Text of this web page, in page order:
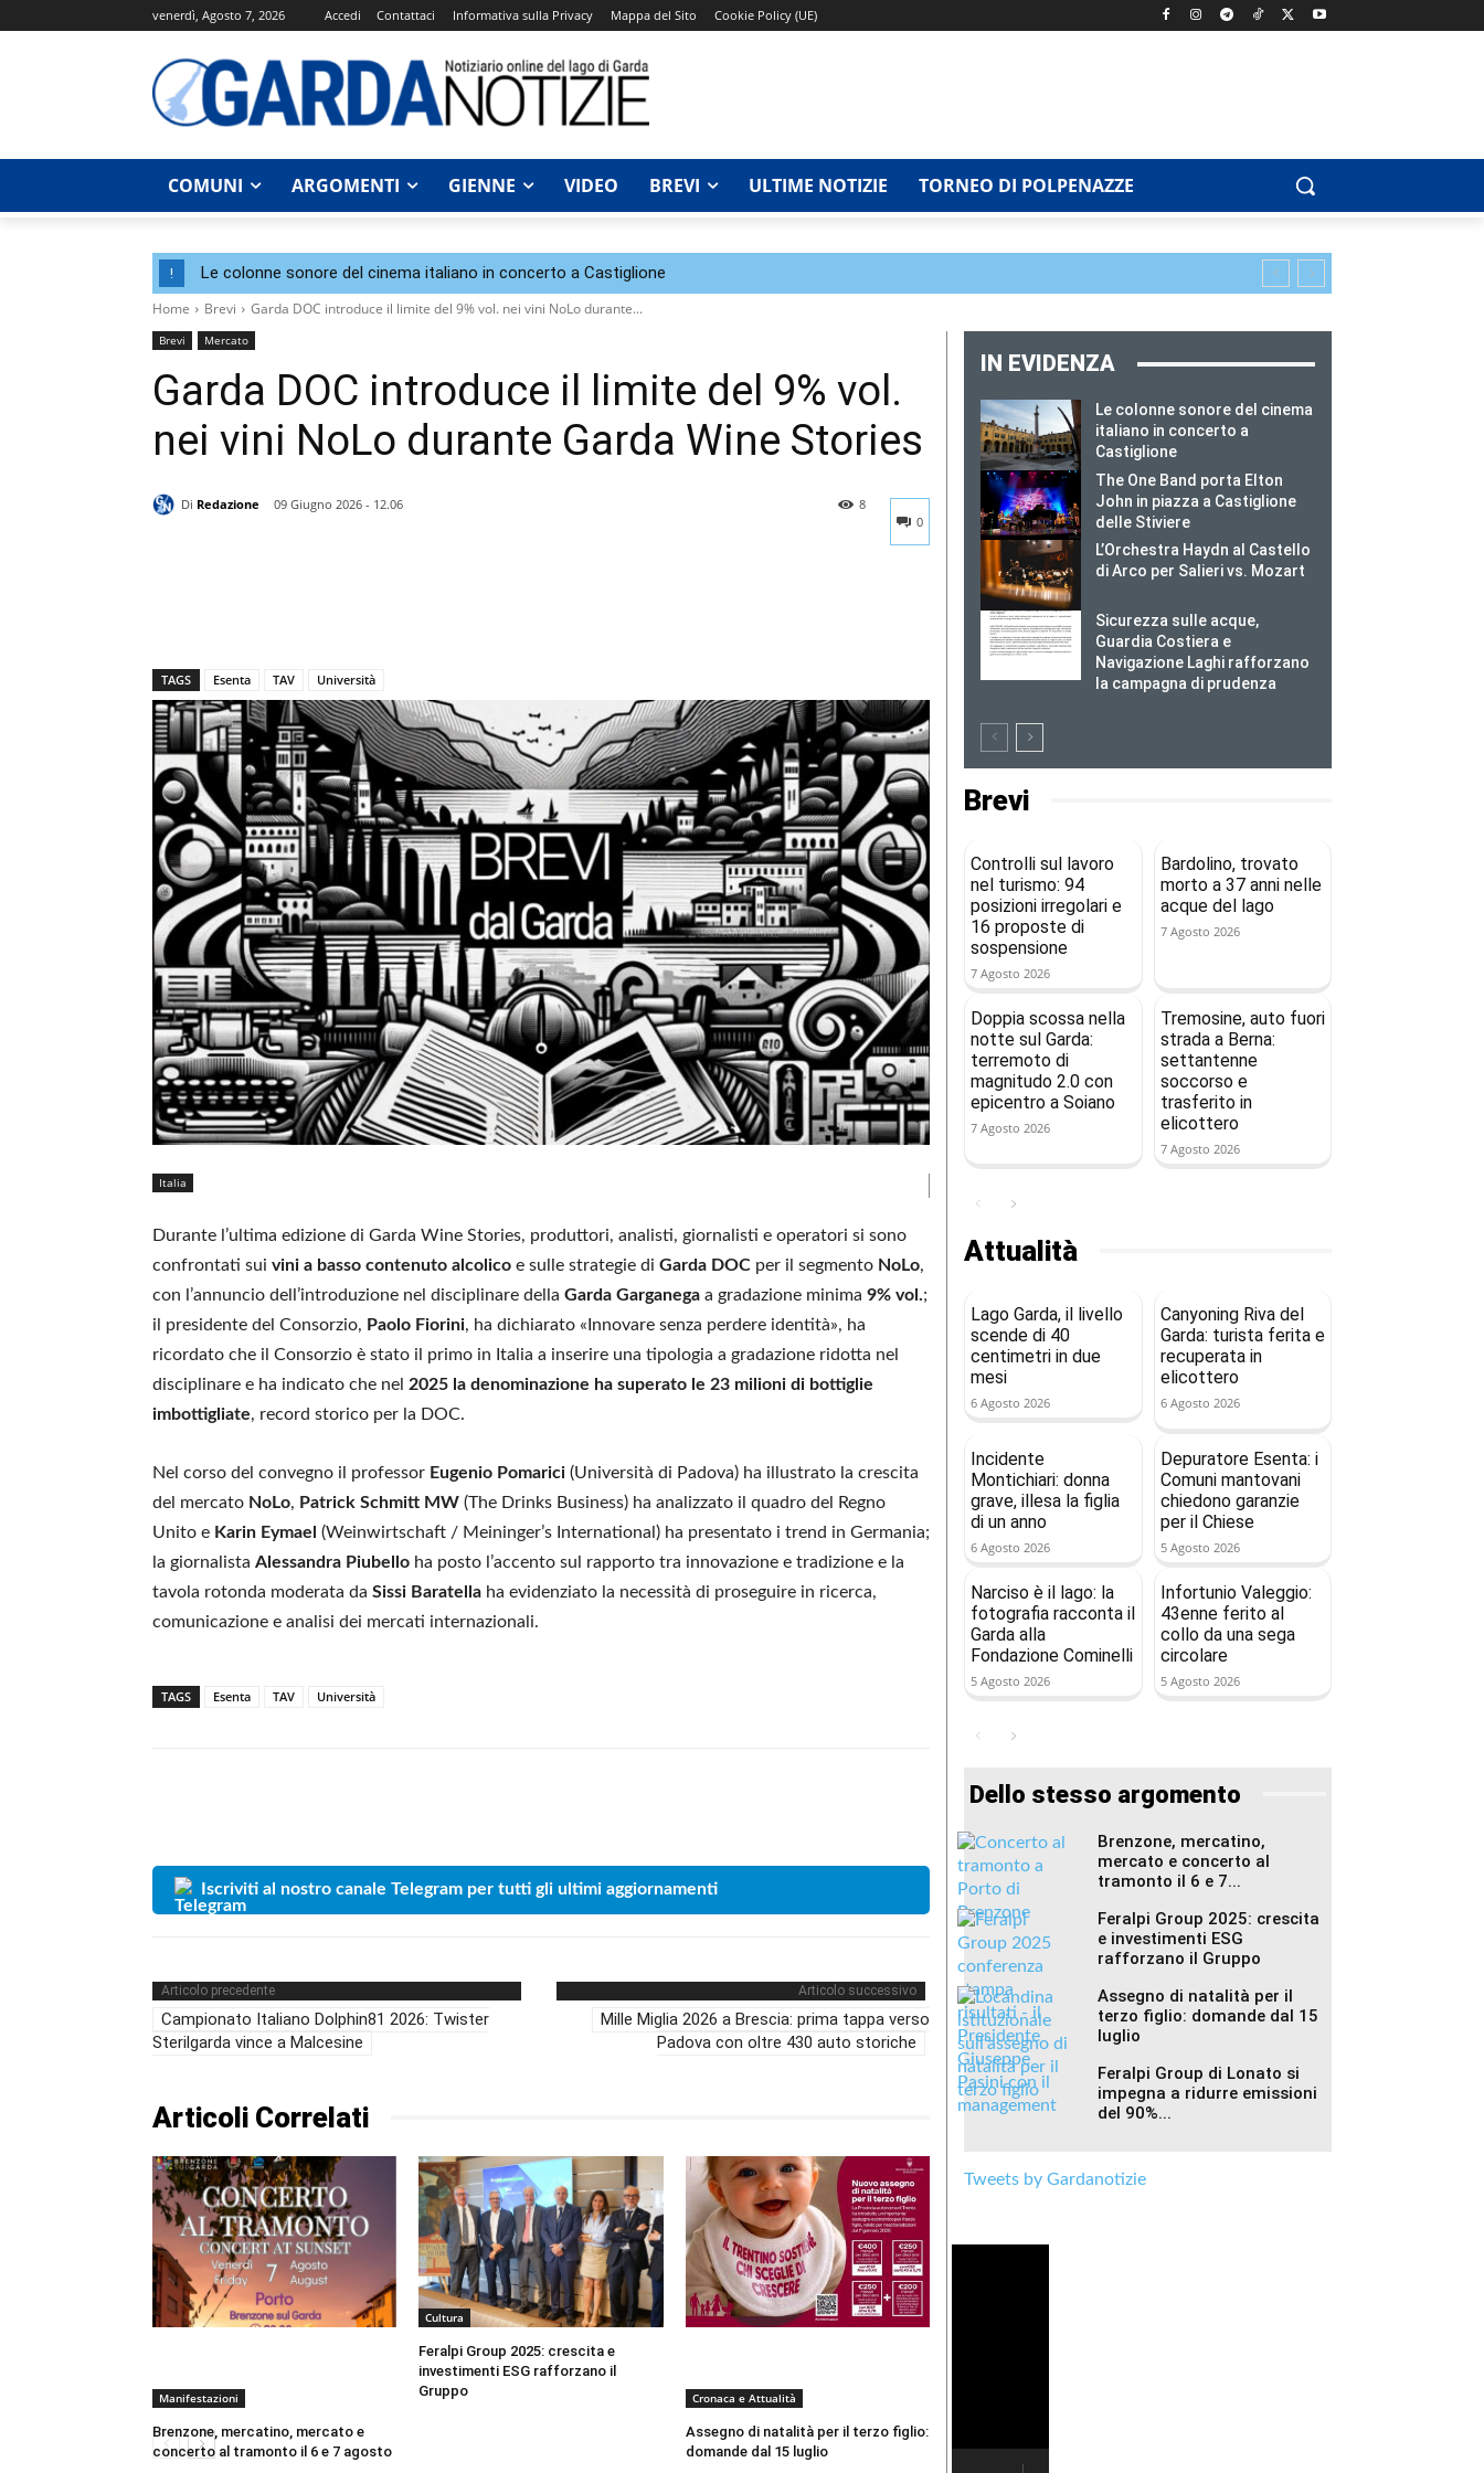
venerdì, Agosto 7, 2026 Accedi Contattaci Informativa sulla Privacy Mappa del Sito Cookie Policy (UE)
COMUNI ARGOMENTI GIENNE VIDEO BREVI ULTIME NOTIZIE TORNEO DI POLPENAZZE
! Le colonne sonore del cinema italiano in concerto a Castiglione
Home Brevi Garda DOC introduce il limite del 9% vol. nei vini NoLo durante...
Brevi Mercato
Garda DOC introduce il limite del 9% vol.
nei vini NoLo durante Garda Wine Stories
Di Redazione
09 Giugno 2026 - 12.06
0
8
TAGS Esenta TAV Università
Italia
Durante l’ultima edizione di Garda Wine Stories, produttori, analisti, giornalisti e operatori si sono
confrontati sui vini a basso contenuto alcolico e sulle strategie di Garda DOC per il segmento NoLo,
con l’annuncio dell’introduzione nel disciplinare della Garda Garganega a gradazione minima 9% vol.;
il presidente del Consorzio, Paolo Fiorini, ha dichiarato «Innovare senza perdere identità», ha
ricordato che il Consorzio è stato il primo in Italia a inserire una tipologia a gradazione ridotta nel
disciplinare e ha indicato che nel 2025 la denominazione ha superato le 23 milioni di bottiglie
imbottigliate, record storico per la DOC.
Nel corso del convegno il professor Eugenio Pomarici (Università di Padova) ha illustrato la crescita
del mercato NoLo, Patrick Schmitt MW (The Drinks Business) ha analizzato il quadro del Regno
Unito e Karin Eymael (Weinwirtschaft / Meininger’s International) ha presentato i trend in Germania;
la giornalista Alessandra Piubello ha posto l’accento sul rapporto tra innovazione e tradizione e la
tavola rotonda moderata da Sissi Baratella ha evidenziato la necessità di proseguire in ricerca,
comunicazione e analisi dei mercati internazionali.
TAGS Esenta TAV Università
Iscriviti al nostro canale Telegram per tutti gli ultimi aggiornamenti
Articolo precedente
Campionato Italiano Dolphin81 2026: Twister
Sterilgarda vince a Malcesine
Articolo successivo
Mille Miglia 2026 a Brescia: prima tappa verso
Padova con oltre 430 auto storiche
Articoli Correlati
Manifestazioni
Brenzone, mercatino, mercato e
concerto al tramonto il 6 e 7 agosto
Cultura
Feralpi Group 2025: crescita e
investimenti ESG rafforzano il
Gruppo
Cronaca e Attualità
Assegno di natalità per il terzo figlio:
domande dal 15 luglio
IN EVIDENZA
Le colonne sonore del cinema
italiano in concerto a
Castiglione
The One Band porta Elton
John in piazza a Castiglione
delle Stiviere
L’Orchestra Haydn al Castello
di Arco per Salieri vs. Mozart
Sicurezza sulle acque,
Guardia Costiera e
Navigazione Laghi rafforzano
la campagna di prudenza
Brevi
Controlli sul lavoro
nel turismo: 94
posizioni irregolari e
16 proposte di
sospensione
7 Agosto 2026
Bardolino, trovato
morto a 37 anni nelle
acque del lago
7 Agosto 2026
Doppia scossa nella
notte sul Garda:
terremoto di
magnitudo 2.0 con
epicentro a Soiano
7 Agosto 2026
Tremosine, auto fuori
strada a Berna:
settantenne
soccorso e
trasferito in
elicottero
7 Agosto 2026
Attualità
Lago Garda, il livello
scende di 40
centimetri in due
mesi
6 Agosto 2026
Canyoning Riva del
Garda: turista ferita e
recuperata in
elicottero
6 Agosto 2026
Incidente
Montichiari: donna
grave, illesa la figlia
di un anno
6 Agosto 2026
Depuratore Esenta: i
Comuni mantovani
chiedono garanzie
per il Chiese
5 Agosto 2026
Narciso è il lago: la
fotografia racconta il
Garda alla
Fondazione Cominelli
5 Agosto 2026
Infortunio Valeggio:
43enne ferito al
collo da una sega
circolare
5 Agosto 2026
Dello stesso argomento
Brenzone, mercatino,
mercato e concerto al
tramonto il 6 e 7...
Feralpi Group 2025: crescita
e investimenti ESG
rafforzano il Gruppo
Assegno di natalità per il
terzo figlio: domande dal 15
luglio
Feralpi Group di Lonato si
impegna a ridurre emissioni
del 90%...
Tweets by Gardanotizie